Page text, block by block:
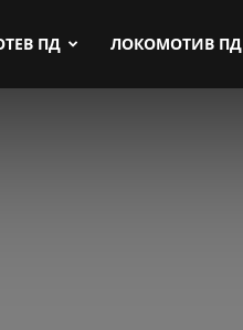
ПД ЛОКОМОТИВ ПД